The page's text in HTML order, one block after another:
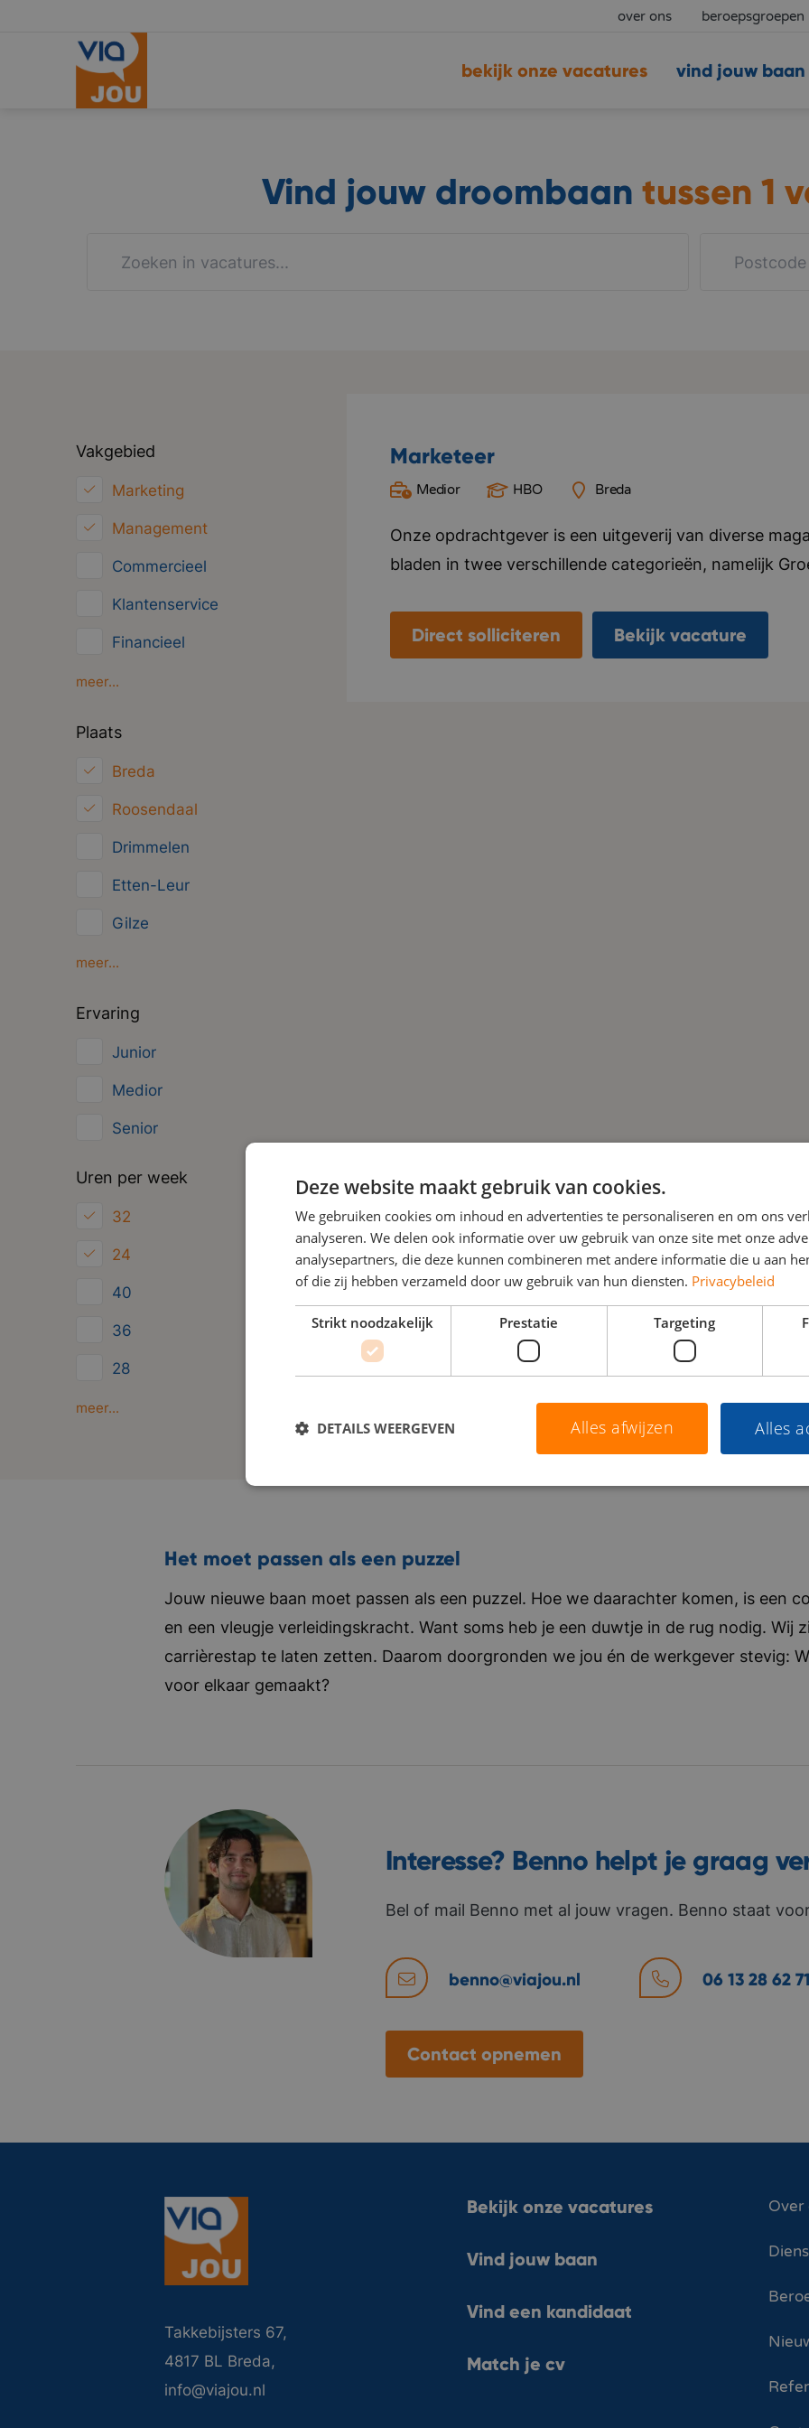
over ons beroepsgroepen
vind jouw baan
bekijk onze vacatures
Vind jouw droombaan tussen 1
Vakgebied
Marketing
Management
Commercieel
Klantenservice
Financieel
HRM
meer...
Plaats
Breda
Roosendaal
Drimmelen
Etten-Leur
Gilze
Moerdijk
meer...
Ervaring
Junior
Medior
Senior
Uren per week
32
24
40
36
28
Minder dan 24
meer...
Marketeer
Medior HBO Breda
Onze opdrachtgever is een uitgeverij van diverse
bladen in twee verschillende categorieën, namelijk
internationale uitgeverijen in het distribueren van
Direct solliciteren Bekijk vacature
Het moet passen als een puzzel
Jouw nieuwe baan moet passen als een puzzel. Hoe we daarachter komen, is een
en een vleugje verleidingskracht. Want soms heb je een duwtje in de rug nodig. Wij
carrièrestap te laten zetten. Daarom doorgronden we jou én de werkgever stevig:
voor elkaar gemaakt?
Interesse? Benno helpt je graag
Bel of mail Benno met al jouw vragen. Benno staat
benno@viajou.nl 06 13 28 62
Contact opnemen
Takkebijsters 67,
4817 BL Breda,
info@viajou.nl
Bekijk onze vacatures
Vind jouw baan
Vind een kandidaat
Match je cv
Over
Deze website maakt gebruik van cookies.
We gebruiken cookies om inhoud en advertenties te personaliseren en om ons
analyseren. We delen ook informatie over uw gebruik van onze site met onze
analysepartners, die deze kunnen combineren met andere informatie die u aan
of die zij hebben verzameld door uw gebruik van hun diensten. Privacybeleid
Strikt noodzakelijk Prestatie Targeting
Alles
Alles afwijzen
DETAILS WEERGEVEN